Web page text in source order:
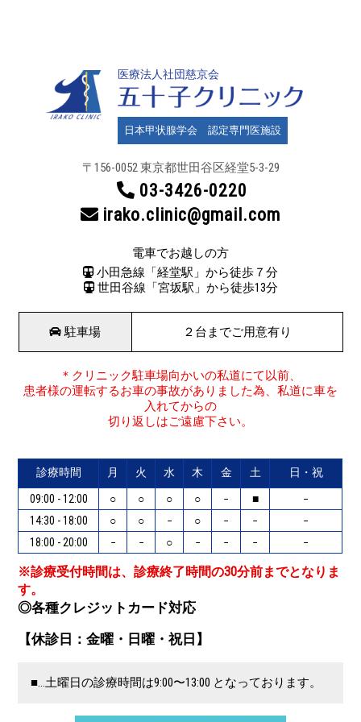
医療法人社団慈京会
日本甲状腺学会 認定専門医施設
〒156-0052 東京都世田谷区経堂5-3-29
03-3426-0220
irako.clinic@gmail.com
電車でお越しの方
小田急線「経堂駅」から徒歩７分
世田谷線「宮坂駅」から徒歩13分
駐車場 ２台までご用意有り
＊クリニック駐車場向かいの私道にて以前、
患者様の運転するお車の事故がありました為、私道に車を
入れてからの
切り返しはご遠慮下さい。
診療時間 月 火 水 木 金 土 日・祝
09:00 - 12:00 ○ ○ ○ ○ − ■
−
14:30 - 18:00
○ ○ − ○ − −
−
18:00 - 20:00
− − ○ − − − −
※診療受付時間は、診療終了時間の30分前までとなりま
す。
◎各種クレジットカード対応
【休診日：金曜・日曜・祝日】
■…土曜日の診療時間は9:00〜13:00 となっております。